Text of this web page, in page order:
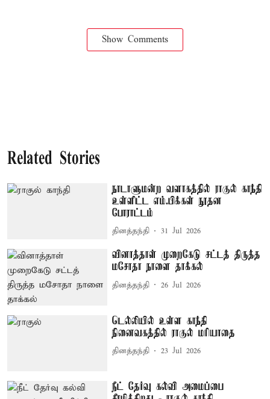
Show Comments
Related Stories
நாடாளுமன்ற வளாகத்தில் ராகுல் காந்தி
உள்ளிட்ட எம்.பிக்கள் நூதன
போராட்டம்
தினத்தந்தி 31 Jul 2026
வினாத்தாள் முறைகேடு சட்டத் திருத்த
மசோதா நாளை தாக்கல்
தினத்தந்தி 26 Jul 2026
டெல்லியில் உள்ள காந்தி
நினைவகத்தில் ராகுல் மரியாதை
தினத்தந்தி 23 Jul 2026
நீட் தேர்வு கல்வி அமைப்பை